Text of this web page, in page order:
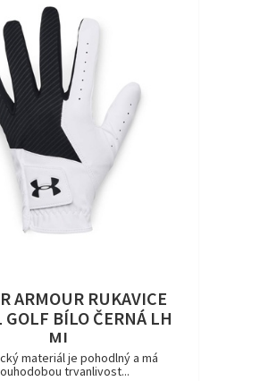
ARMOUR RUKAVICE
GOLF BÍLO ČERNÁ LH
ML
materiál je pohodlný a má
trvanlivost...